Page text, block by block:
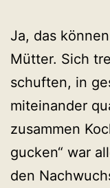
Ja, das
Mütter. Sich
schuften, in
miteinander
zusammen
gucken“ war
den